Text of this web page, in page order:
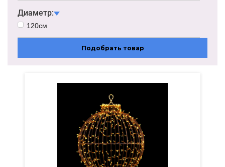
17кг
29кг
32кг
Диаметр:
120см
Подобрать товар